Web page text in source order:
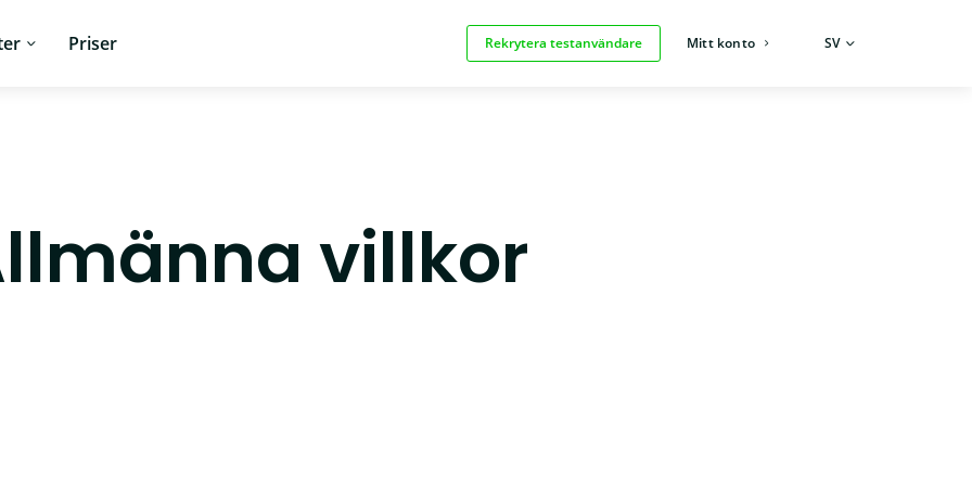
Priser Rekrytera testanvändare Mitt konto SPRÅK:
SV
villkor